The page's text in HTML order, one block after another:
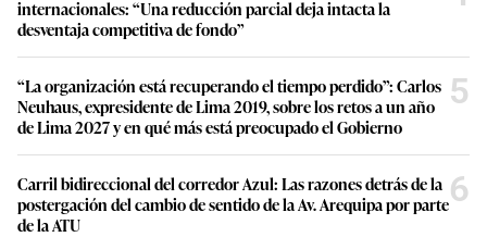
internacionales: “Una reducción parcial deja intacta la
desventaja competitiva de fondo”
“La organización está recuperando el tiempo perdido”: Carlos
Neuhaus, expresidente de Lima 2019, sobre los retos a un año
de Lima 2027 y en qué más está preocupado el Gobierno
5
Carril bidireccional del corredor Azul: Las razones detrás de la
postergación del cambio de sentido de la Av. Arequipa por parte
de la ATU
6